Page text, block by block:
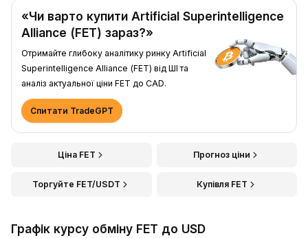
«Чи варто купити Artificial Superintelligence
Alliance (FET) зараз?»
Отримайте глибоку аналітику ринку Artificial
Superintelligence Alliance (FET) від ШІ та
аналіз актуальної ціни FET до CAD.
Спитати TradeGPT
Ціна FET Прогноз ціни
Торгуйте FET/USDT Купівля FET
Графік курсу обміну FET до USD